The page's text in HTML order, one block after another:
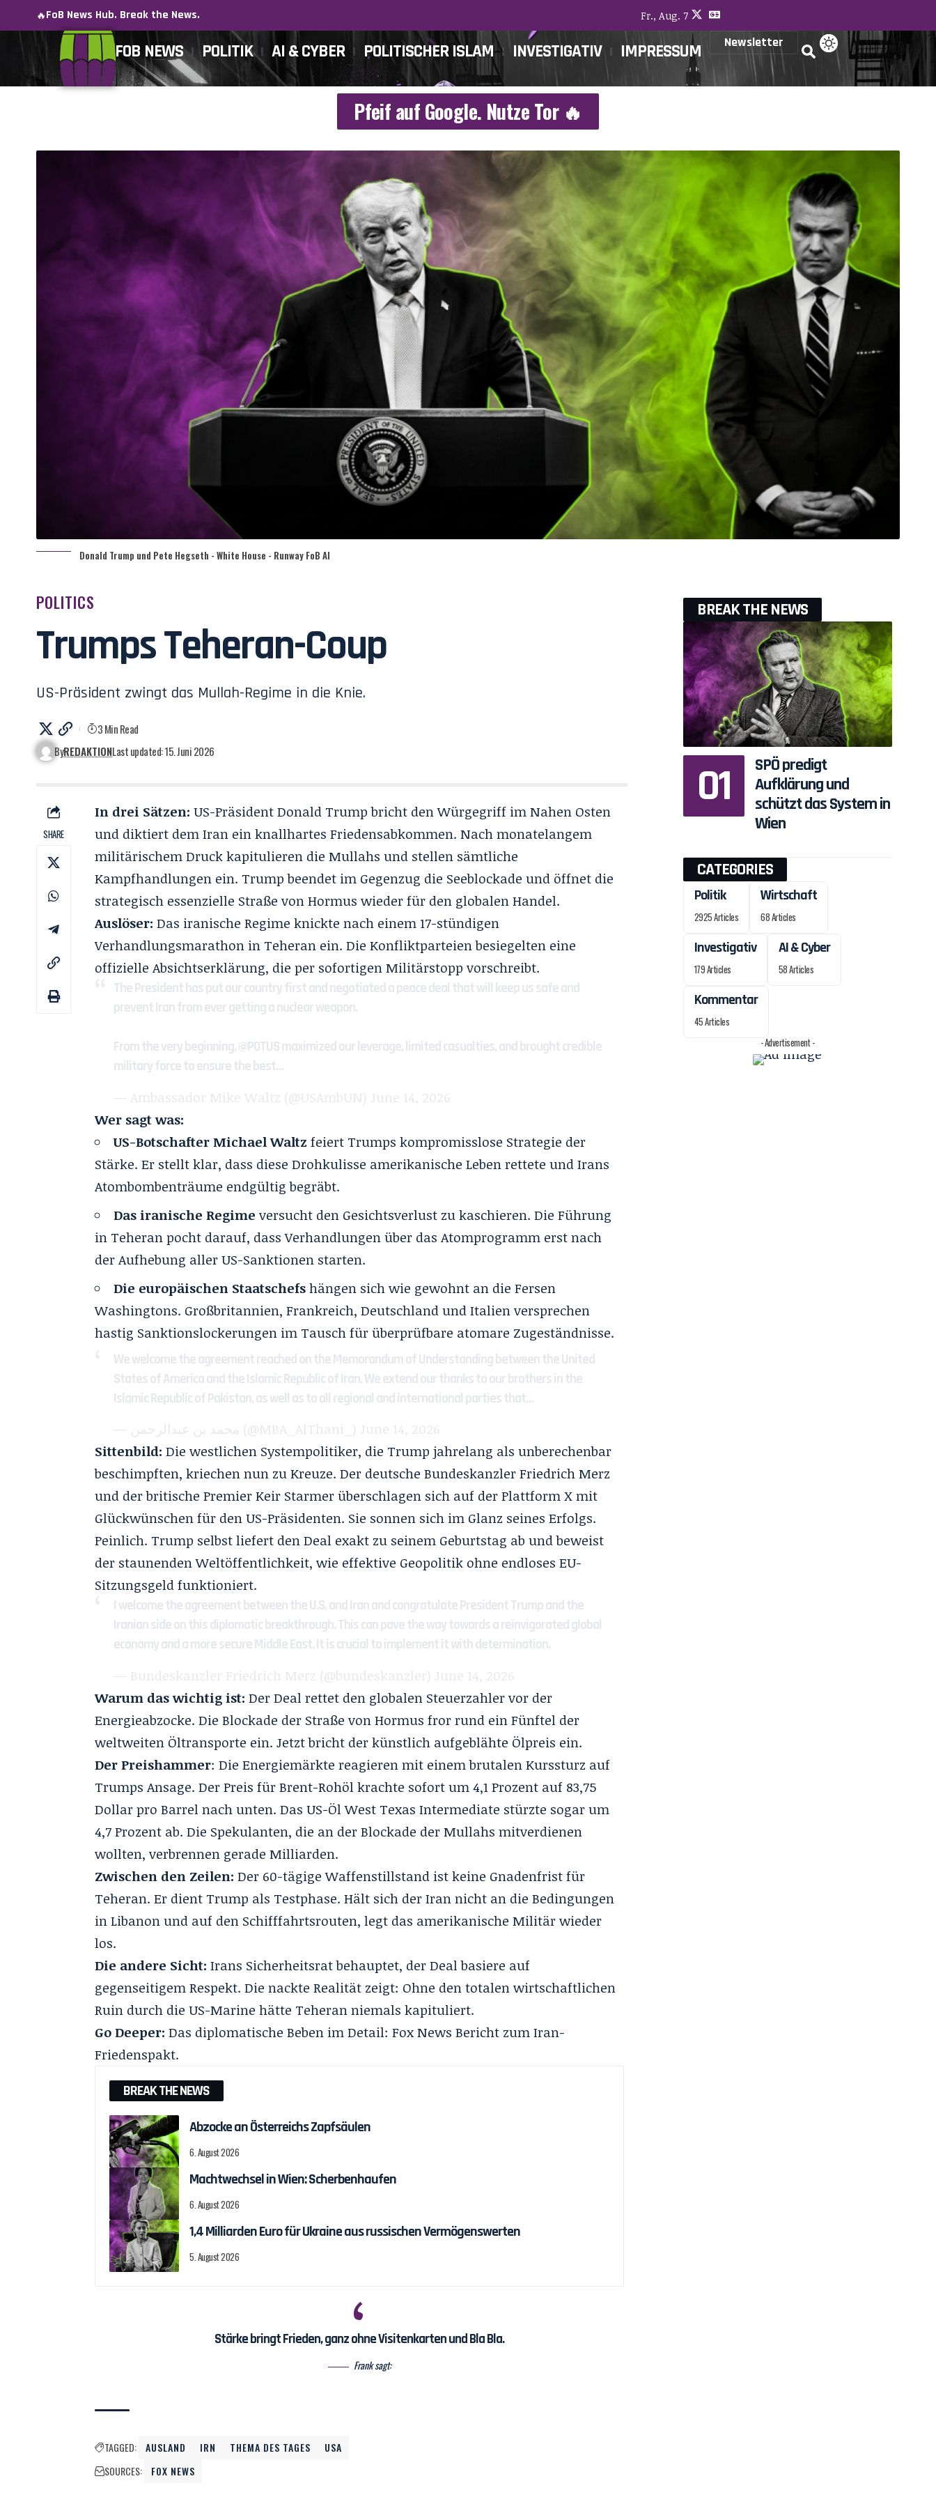
🔥FoB News Hub. Break the News. Fr., Aug. 7
FOB NEWS POLITIK AI & CYBER POLITISCHER ISLAM INVESTIGATIV IMPRESSUM Newsletter
Pfeif auf Google. Nutze Tor 🔥
Donald Trump und Pete Hegseth - White House - Runway FoB AI
POLITICS
Trumps Teheran-Coup
US-Präsident zwingt das Mullah-Regime in die Knie.
ByREDAKTIONLast updated: 15. Juni 2026
3 Min Read
SHARE
In drei Sätzen: US-Präsident Donald Trump bricht den Würgegriff im Nahen Osten
und diktiert dem Iran ein knallhartes Friedensabkommen. Nach monatelangem
militärischem Druck kapitulieren die Mullahs und stellen sämtliche
Kampfhandlungen ein. Trump beendet im Gegenzug die Seeblockade und öffnet die
strategisch essenzielle Straße von Hormus wieder für den globalen Handel.
Auslöser: Das iranische Regime knickte nach einem 17-stündigen
Verhandlungsmarathon in Teheran ein. Die Konfliktparteien besiegelten eine
offizielle Absichtserklärung, die per sofortigen Militärstopp vorschreibt.
The President has put our country first and negotiated a peace deal that will keep us safe and
prevent Iran from ever getting a nuclear weapon.
From the very beginning,@POTUSmaximized our leverage, limited casualties, and brought credible
military force to ensure the best…
— Ambassador Mike Waltz (@USAmbUN) June 14, 2026
Wer sagt was:
US-Botschafter Michael Waltz feiert Trumps kompromisslose Strategie der
Stärke. Er stellt klar, dass diese Drohkulisse amerikanische Leben rettete und Irans
Atombombenträume endgültig begräbt.
Das iranische Regime versucht den Gesichtsverlust zu kaschieren. Die Führung
in Teheran pocht darauf, dass Verhandlungen über das Atomprogramm erst nach
der Aufhebung aller US-Sanktionen starten.
Die europäischen Staatschefshängen sich wie gewohnt an die Fersen
Washingtons. Großbritannien, Frankreich, Deutschland und Italien versprechen
hastig Sanktionslockerungen im Tausch für überprüfbare atomare Zugeständnisse.
We welcome the agreement reached on the Memorandum of Understanding between the United
States of America and the Islamic Republic of Iran. We extend our thanks to our brothers in the
Islamic Republic of Pakistan, as well as to all regional and international parties that…
— محمد بن عبدالرحمن (@MBA_AlThani_) June 14, 2026
Sittenbild: Die westlichen Systempolitiker, die Trump jahrelang als unberechenbar
beschimpften, kriechen nun zu Kreuze. Der deutsche Bundeskanzler Friedrich Merz
und der britische Premier Keir Starmer überschlagen sich auf der Plattform X mit
Glückwünschen für den US-Präsidenten. Sie sonnen sich im Glanz seines Erfolgs.
Peinlich. Trump selbst liefert den Deal exakt zu seinem Geburtstag ab und beweist
der staunenden Weltöffentlichkeit, wie effektive Geopolitik ohne endloses EU-
Sitzungsgeld funktioniert.
I welcome the agreement between the U.S. and Iran and congratulate President Trump and the
Iranian side on this diplomatic breakthrough. This can pave the way towards a reinvigorated global
economy and a more secure Middle East. It is crucial to implement it with determination.
— Bundeskanzler Friedrich Merz (@bundeskanzler) June 14, 2026
Warum das wichtig ist: Der Deal rettet den globalen Steuerzahler vor der
Energieabzocke. Die Blockade der Straße von Hormus fror rund ein Fünftel der
weltweiten Öltransporte ein. Jetzt bricht der künstlich aufgeblähte Ölpreis ein.
Der Preishammer: Die Energiemärkte reagieren mit einem brutalen Kurssturz auf
Trumps Ansage. Der Preis für Brent-Rohöl krachte sofort um 4,1 Prozent auf 83,75
Dollar pro Barrel nach unten. Das US-Öl West Texas Intermediate stürzte sogar um
4,7 Prozent ab. Die Spekulanten, die an der Blockade der Mullahs mitverdienen
wollten, verbrennen gerade Milliarden.
Zwischen den Zeilen: Der 60-tägige Waffenstillstand ist keine Gnadenfrist für
Teheran. Er dient Trump als Testphase. Hält sich der Iran nicht an die Bedingungen
in Libanon und auf den Schifffahrtsrouten, legt das amerikanische Militär wieder
los.
Die andere Sicht: Irans Sicherheitsrat behauptet, der Deal basiere auf
gegenseitigem Respekt. Die nackte Realität zeigt: Ohne den totalen wirtschaftlichen
Ruin durch die US-Marine hätte Teheran niemals kapituliert.
Go Deeper: Das diplomatische Beben im Detail:Fox News Bericht zum Iran-
Friedenspakt.
BREAK THE NEWS
Abzocke an Österreichs Zapfsäulen
6. August 2026
Machtwechsel in Wien: Scherbenhaufen
6. August 2026
1,4 Milliarden Euro für Ukraine aus russischen Vermögenswerten
5. August 2026
Stärke bringt Frieden, ganz ohne Visitenkarten und Bla Bla.
Frank sagt:
TAGGED: AUSLAND IRN THEMA DES TAGES
USA
SOURCES:
FOX NEWS
BREAK THE NEWS
SPÖ predigt
Aufklärung und
schützt das System in
Wien
CATEGORIES
Politik
2925 Articles
Wirtschaft
68 Articles
Investigativ
179 Articles
AI & Cyber
58 Articles
Kommentar
45 Articles
- Advertisement -